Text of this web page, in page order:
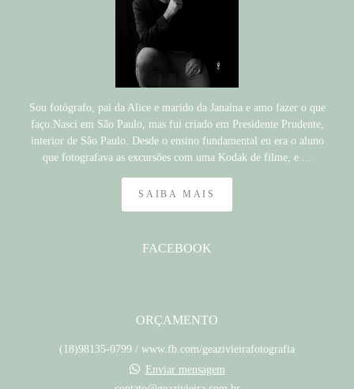
Sou fotógrafo, pai da Alice e marido da Janaína e amo fazer o que
faço.Nasci em São Paulo, mas fui criado em Presidente Prudente,
interior de São Paulo. Desde o ensino fundamental eu era o aluno
que fotografava as excursões com uma Kodak de filme, e ...
SAIBA MAIS
FACEBOOK
ORÇAMENTO
(18)98135-0799 / www.fb.com/geazivieirafotografia
Enviar mensagem